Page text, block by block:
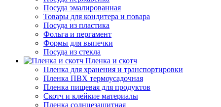
Посуда эмалированная
Товары для кондитера и повара
Посуда из пластика
Фольга и пергамент
Формы для выпечки
Посуда из стекла
Пленка и скотч
Пленка для хранения и транспортировки
Пленка ПВХ термоусадочная
Пленка пищевая для продуктов
Скотч и клейкие материалы
Пленка солнцезащитная